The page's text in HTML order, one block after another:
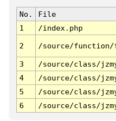
No. File
1
/index.php
2 /source/function/
3 /source/class/
4
/source/class/
5
/source/class/
6
/source/class/